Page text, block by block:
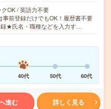
OK / 英語力不要
前登録だけでもOK！履歴書不要
★氏名・職種などを入力す…
40代 50代 60代
進む 詳しく見る